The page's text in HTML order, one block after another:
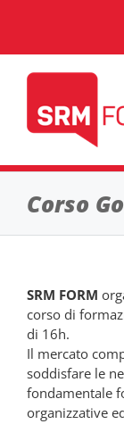
Corso
SRM FORM
corso di
di 16h.
Il mercato
soddisfare le
fondamentale
organizzative